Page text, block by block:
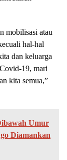
mobilisasi atau
hal-hal
dan keluarga
19, mari
kita semua,”
Umur
Diamankan